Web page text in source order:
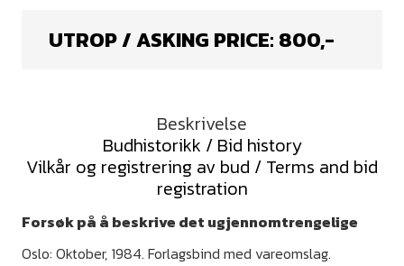
UTROP / ASKING PRICE: 800,-
Beskrivelse
Budhistorikk / Bid history
Vilkår og registrering av bud / Terms and bid
registration
Forsøk på å beskrive det ugjennomtrengelige
Oslo: Oktober, 1984. Forlagsbind med vareomslag.